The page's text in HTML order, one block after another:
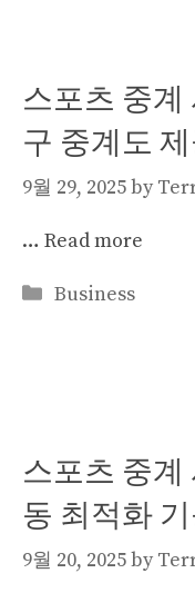
스포츠 중
구 중계도
9월 29, 2025by
… Read more
Categories
Business
스포츠 중
동 최적화
9월 20, 2025by